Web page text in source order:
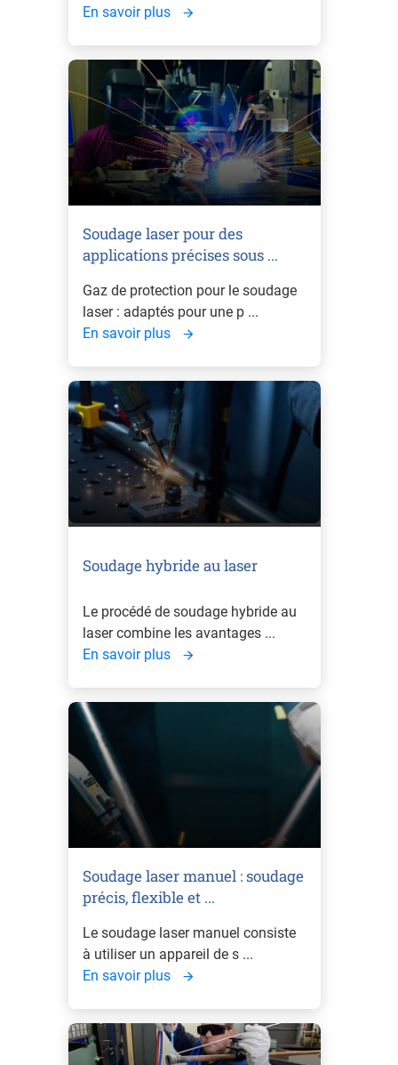
En savoir plus
Soudage laser pour des
applications précises sous ...
Gaz de protection pour le soudage
laser : adaptés pour une p ...
En savoir plus
Soudage hybride au laser
Le procédé de soudage hybride au
laser combine les avantages ...
En savoir plus
Soudage laser manuel : soudage
précis, flexible et ...
Le soudage laser manuel consiste
à utiliser un appareil de s ...
En savoir plus